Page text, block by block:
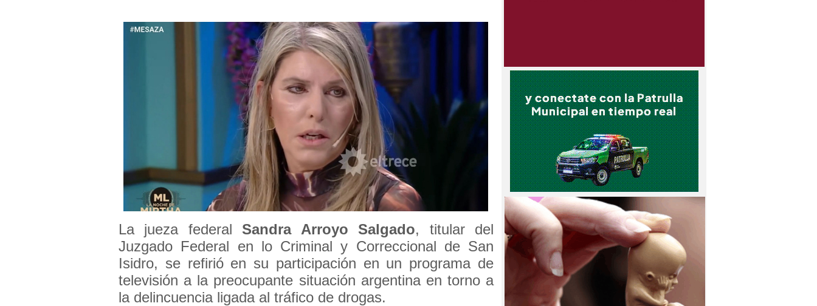
La jueza federal Sandra Arroyo Salgado, titular del
Juzgado Federal en lo Criminal y Correccional de San
Isidro, se refirió en su participación en un programa de
televisión a la preocupante situación argentina en torno a
la delincuencia ligada al tráfico de drogas.